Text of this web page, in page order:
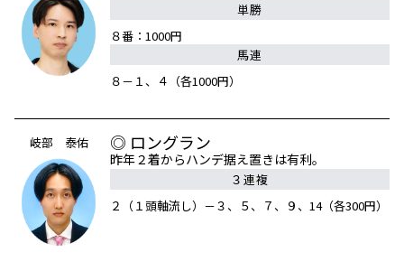
単勝
８番：1000円
馬連
８－１、４（各1000円）
岐部 泰佑 ◎ ロングラン
昨年２着からハンデ据え置きは有利。
３連複
２（１頭軸流し）－３、５、７、９、14（各300円）